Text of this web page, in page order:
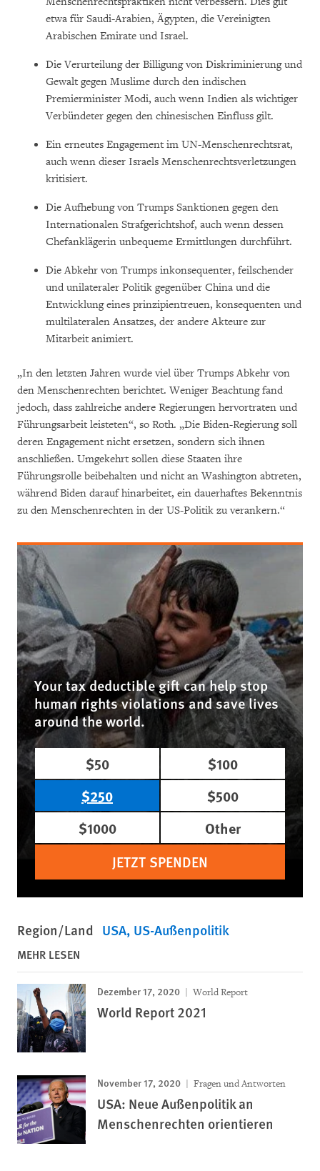
etwa für Saudi-Arabien, Ägypten, die Vereinigten
Arabischen Emirate und Israel.
Die Verurteilung der Billigung von Diskriminierung und
Gewalt gegen Muslime durch den indischen
Premierminister Modi, auch wenn Indien als wichtiger
Verbündeter gegen den chinesischen Einfluss gilt.
Ein erneutes Engagement im UN-Menschenrechtsrat,
auch wenn dieser Israels Menschenrechtsverletzungen
kritisiert.
Die Aufhebung von Trumps Sanktionen gegen den
Internationalen Strafgerichtshof, auch wenn dessen
Chefanklägerin unbequeme Ermittlungen durchführt.
Die Abkehr von Trumps inkonsequenter, feilschender
und unilateraler Politik gegenüber China und die
Entwicklung eines prinzipientreuen, konsequenten und
multilateralen Ansatzes, der andere Akteure zur
Mitarbeit animiert.
„In den letzten Jahren wurde viel über Trumps Abkehr von
den Menschenrechten berichtet. Weniger Beachtung fand
jedoch, dass zahlreiche andere Regierungen hervortraten und
Führungsarbeit leisteten“, so Roth. „Die Biden-Regierung soll
deren Engagement nicht ersetzen, sondern sich ihnen
anschließen. Umgekehrt sollen diese Staaten ihre
Führungsrolle beibehalten und nicht an Washington abtreten,
während Biden darauf hinarbeitet, ein dauerhaftes Bekenntnis
zu den Menschenrechten in der US-Politik zu verankern.“
Your tax deductible gift can help stop
human rights violations and save lives
around the world.
$50
$100
$250
$500
$1000
Other
JETZT SPENDEN
Region/Land USA US-Außenpolitik
MEHR LESEN
Dezember 17, 2020 World Report
World Report 2021
November 17, 2020 Fragen und Antworten
USA: Neue Außenpolitik an
Menschenrechten orientieren